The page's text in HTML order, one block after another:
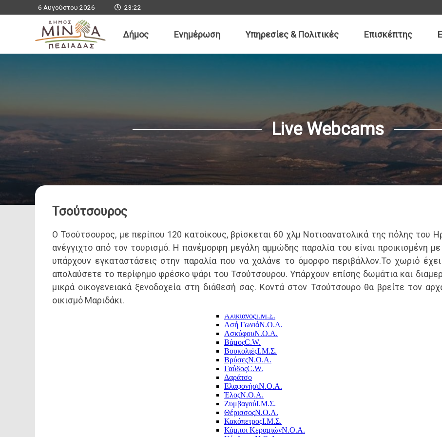
6 Αυγούστου 2026 23:22
Δήμος Ενημέρωση Υπηρεσίες & Πολιτικές Επισκέπτης
Live Webcams
Τσούτσουρος
Ο Τσούτσουρος, με περίπου 120 κατοίκους, βρίσκεται 60 χλμ Νοτιοανατολικά της πόλης του
ανέγγιχτο από τον τουρισμό. Η πανέμορφη μεγάλη αμμώδης παραλία του είναι προικισμένη
υπάρχουν εγκαταστάσεις στην παραλία που να χαλάνε το όμορφο περιβάλλον.Το χωριό
απολαύσετε το περίφημο φρέσκο ​​ψάρι του Τσούτσουρου. Υπάρχουν επίσης δωμάτια και
μικρά οικογενειακά ξενοδοχεία στη διάθεσή σας. Κοντά στον Τσούτσουρο θα βρείτε τον
οικισμό Μαριδάκι.
Αποστολή
Γραμματεία Δημάρχου: 28913 40335
e-mail: mayor@minoapediadas.gr
Ο Δήμος μας σε αριθμούς
2011
Έτος Ίδρυσης
Tηλ: 28913 40335,
Fax: 28910 29096
Tηλ:
Fax: